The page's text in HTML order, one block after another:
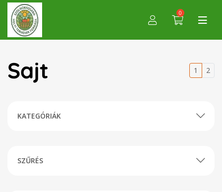
0
Sajt 1 2
KATEGÓRIÁK
SZŰRÉS